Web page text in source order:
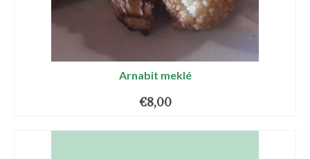
Arnabit meklé
€8,00